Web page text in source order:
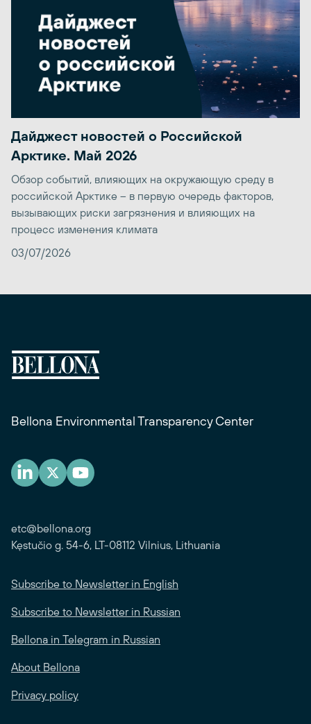
Дайджест новостей о Российской
Арктике. Май 2026
Обзор событий, влияющих на окружающую среду в
российской Арктике – в первую очередь факторов,
вызывающих риски загрязнения и влияющих на
процесс изменения климата
03/07/2026
Bellona Environmental Transparency Center
etc@bellona.org
Kęstučio g. 54-6, LT-08112 Vilnius, Lithuania
Subscribe to Newsletter in English
Subscribe to Newsletter in Russian
Bellona in Telegram in Russian
About Bellona
Privacy policy